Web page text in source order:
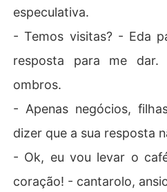
especulativa.
- Temos visitas? - Eda
resposta para me
ombros.
- Apenas negócios,
dizer que a sua resposta
- Ok, eu vou levar o
coração! - cantarolo,